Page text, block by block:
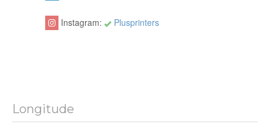
Instagram: Plusprinters
Longitude